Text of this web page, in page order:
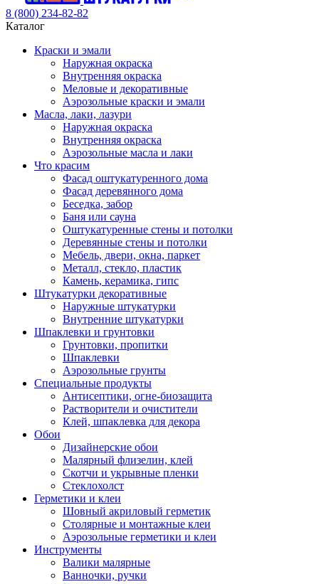
8 (800) 234-82-82
Каталог
Краски и эмали
Наружная окраска
Внутренняя окраска
Меловые и декоративные
Аэрозольные краски и эмали
Масла, лаки, лазури
Наружная окраска
Внутренняя окраска
Аэрозольные масла и лаки
Что красим
Фасад оштукатуренного дома
Фасад деревянного дома
Беседка, забор
Баня или сауна
Оштукатуренные стены и потолки
Деревянные стены и потолки
Мебель, двери, окна, паркет
Металл, стекло, пластик
Камень, керамика, гипс
Штукатурки декоративные
Наружные штукатурки
Внутренние штукатурки
Шпаклевки и грунтовки
Грунтовки, пропитки
Шпаклевки
Аэрозольные грунты
Специальные продукты
Антисептики, огне-биозащита
Растворители и очистители
Клей, шпаклевка для декора
Обои
Дизайнерские обои
Малярный флизелин, клей
Скотчи и укрывные пленки
Стеклохолст
Герметики и клеи
Шовный акриловый герметик
Столярные и монтажные клеи
Аэрозольные герметики и клеи
Инструменты
Валики малярные
Ванночки, ручки